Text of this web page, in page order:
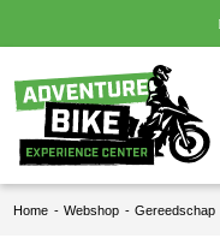
Home - Webshop - Gereedschap